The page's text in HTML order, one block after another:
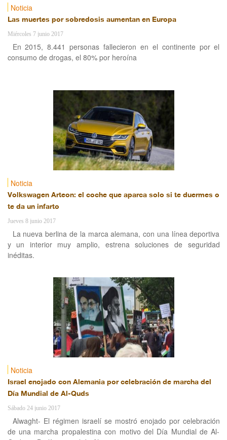
Noticia
Las muertes por sobredosis aumentan en Europa
Miércoles 7 junio 2017
En 2015, 8.441 personas fallecieron en el continente por el
consumo de drogas, el 80% por heroína
Noticia
Volkswagen Arteon: el coche que aparca solo si te duermes o
te da un infarto
Jueves 8 junio 2017
La nueva berlina de la marca alemana, con una línea deportiva
y un interior muy amplio, estrena soluciones de seguridad
inéditas.
Noticia
Israel enojado con Alemania por celebración de marcha del
Día Mundial de Al-Quds
Sábado 24 junio 2017
Alwaght- El régimen israelí se mostró enojado por celebración
de una marcha propalestina con motivo del Día Mundial de Al-